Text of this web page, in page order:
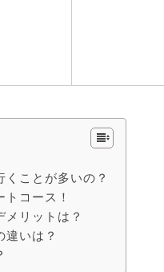
ことが多いの？
コース！
リットは？
違いは？